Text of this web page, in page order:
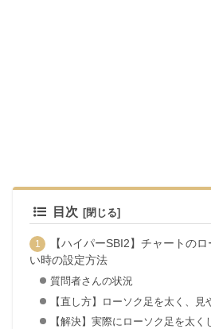
目次
【ハイパーSBI2】チャートの
い時の設定方法
質問者さんの状況
【直し方】ローソク足を太く、見
【解決】実際にローソク足を太く